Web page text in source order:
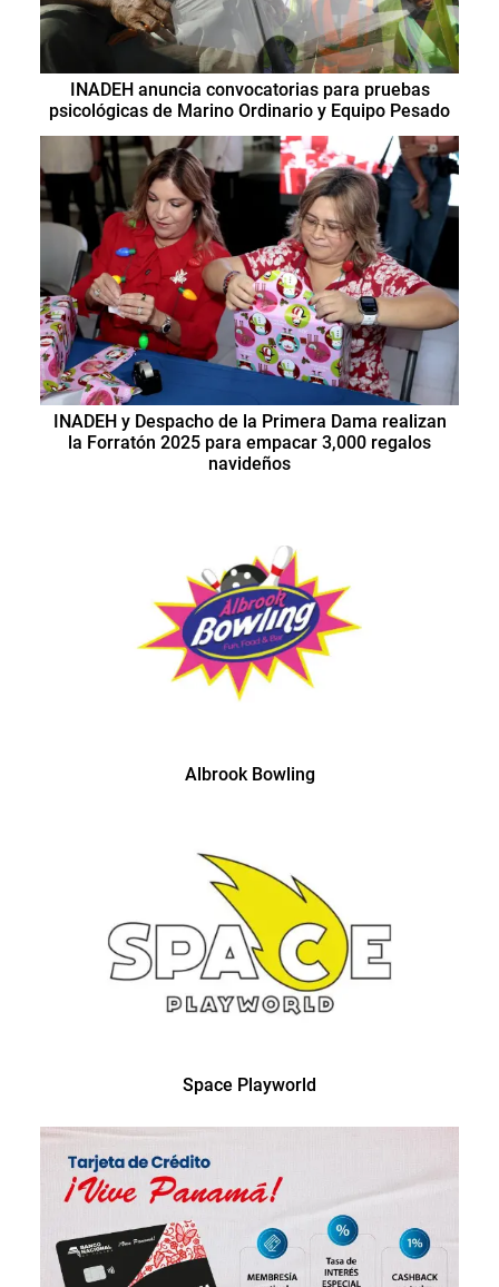
INADEH anuncia convocatorias para pruebas
psicológicas de Marino Ordinario y Equipo Pesado
INADEH y Despacho de la Primera Dama realizan
la Forratón 2025 para empacar 3,000 regalos
navideños
Albrook Bowling
Space Playworld